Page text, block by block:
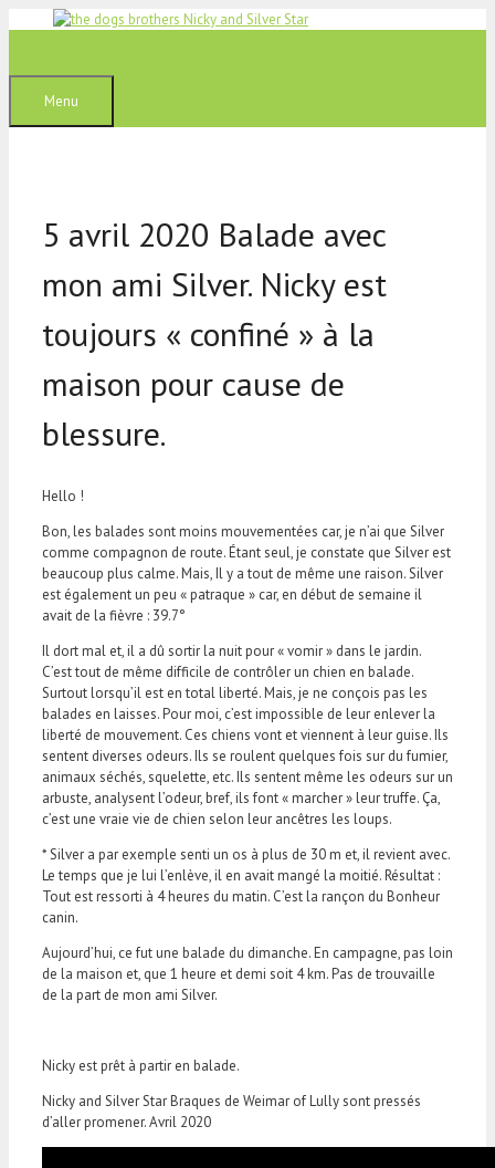
Menu
5 avril 2020 Balade avec
mon ami Silver. Nicky est
toujours « confiné » à la
maison pour cause de
blessure.
Hello !
Bon, les balades sont moins mouvementées car, je n’ai que Silver
comme compagnon de route. Étant seul, je constate que Silver est
beaucoup plus calme. Mais, Il y a tout de même une raison. Silver
est également un peu « patraque » car, en début de semaine il
avait de la fièvre : 39.7°
Il dort mal et, il a dû sortir la nuit pour « vomir » dans le jardin.
C’est tout de même difficile de contrôler un chien en balade.
Surtout lorsqu’il est en total liberté. Mais, je ne conçois pas les
balades en laisses. Pour moi, c’est impossible de leur enlever la
liberté de mouvement. Ces chiens vont et viennent à leur guise. Ils
sentent diverses odeurs. Ils se roulent quelques fois sur du fumier,
animaux séchés, squelette, etc. Ils sentent même les odeurs sur un
arbuste, analysent l’odeur, bref, ils font « marcher » leur truffe. Ça,
c’est une vraie vie de chien selon leur ancêtres les loups.
* Silver a par exemple senti un os à plus de 30 m et, il revient avec.
Le temps que je lui l’enlève, il en avait mangé la moitié. Résultat :
Tout est ressorti à 4 heures du matin. C’est la rançon du Bonheur
canin.
Aujourd’hui, ce fut une balade du dimanche. En campagne, pas loin
de la maison et, que 1 heure et demi soit 4 km. Pas de trouvaille
de la part de mon ami Silver.
Nicky est prêt à partir en balade.
Nicky and Silver Star Braques de Weimar of Lully sont pressés
d’aller promener. Avril 2020